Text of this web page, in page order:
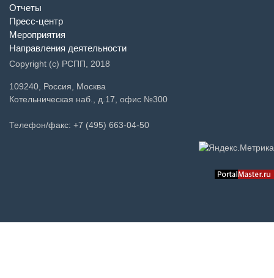
Отчеты
Пресс-центр
Мероприятия
Направления деятельности
Copyright (c) РСПП, 2018
109240, Россия, Москва
Котельническая наб., д.17, офис №300
Телефон/факс: +7 (495) 663-04-50